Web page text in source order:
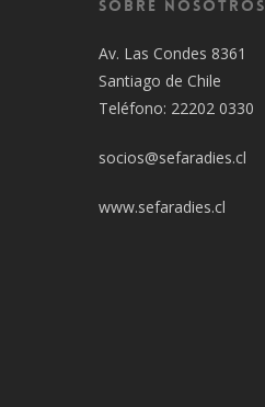
Sobre Nosotros
Av. Las Condes 8361
Santiago de Chile
Teléfono: 22202 0330
socios@sefaradies.cl
www.sefaradies.cl